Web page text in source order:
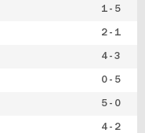
1 - 5
2 - 1
4 - 3
0 - 5
5 - 0
4 - 2